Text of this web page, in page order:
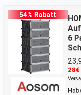
54% Rabatt
6
28€